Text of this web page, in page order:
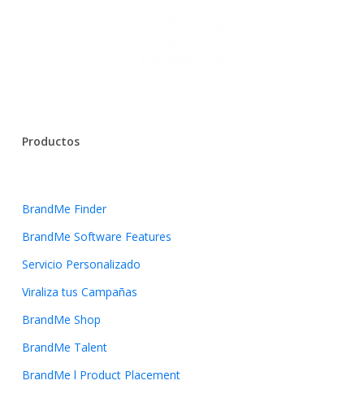
Productos
BrandMe Finder
BrandMe Software Features
Servicio Personalizado
Viraliza tus Campañas
BrandMe Shop
BrandMe Talent
BrandMe l Product Placement